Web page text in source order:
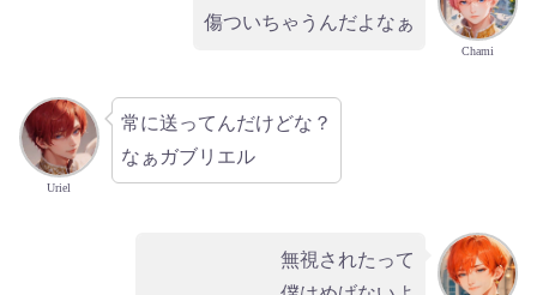
Chami
傷ついちゃうんだよなぁ
Uriel
常に送ってんだけどな？
なぁガブリエル
無視されたって